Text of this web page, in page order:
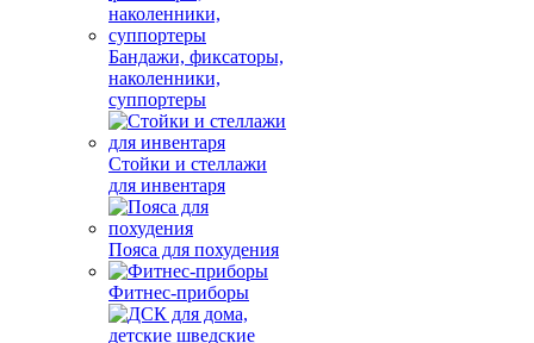
Бандажи, фиксаторы,
наколенники,
суппортеры
Стойки и стеллажи
для инвентаря
Пояса для похудения
Фитнес-приборы